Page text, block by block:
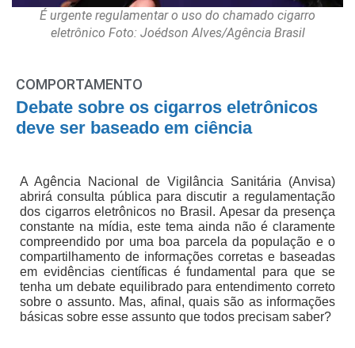
É urgente regulamentar o uso do chamado cigarro
eletrônico Foto: Joédson Alves/Agência Brasil
COMPORTAMENTO
Debate sobre os cigarros eletrônicos
deve ser baseado em ciência
A Agência Nacional de Vigilância Sanitária (Anvisa)
abrirá consulta pública para discutir a regulamentação
dos cigarros eletrônicos no Brasil. Apesar da presença
constante na mídia, este tema ainda não é claramente
compreendido por uma boa parcela da população e o
compartilhamento de informações corretas e baseadas
em evidências científicas é fundamental para que se
tenha um debate equilibrado para entendimento correto
sobre o assunto. Mas, afinal, quais são as informações
básicas sobre esse assunto que todos precisam saber?